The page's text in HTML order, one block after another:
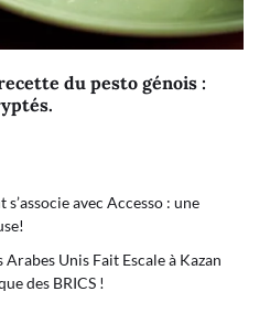
du pesto génois :
avec Accesso : une
Unis Fait Escale à Kazan
des BRICS !